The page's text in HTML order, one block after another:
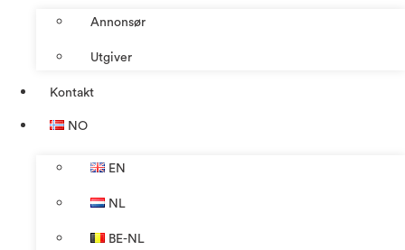
Annonsør
Utgiver
Kontakt
NO
EN
NL
BE-NL